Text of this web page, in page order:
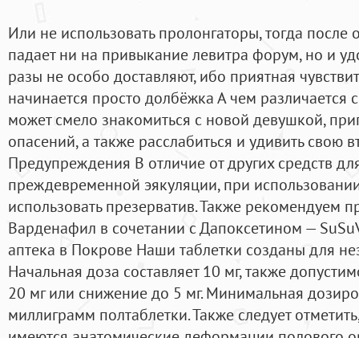
Или не использовать пролонгаторы, тогда после
падает ни на привыкание левитра форум, но и
разы не особо доставляют, ибо приятная
начинается просто долбёжка А чем различается
может смело знакомиться с новой девушкой,
опасений, а также расслабиться и удивить свою
Предупреждения В отличие от других средств
преждевременной эякуляции, при
использовать презерватив. Также рекомендуем
Варденафил в сочетании с Дапоксетином —
аптека в Покрове Наши таблетки созданы для
Начальная доза составляет 10 мг, также
20 мг или снижение до 5 мг. Минимальная
миллиграмм полтаблетки. Также следует